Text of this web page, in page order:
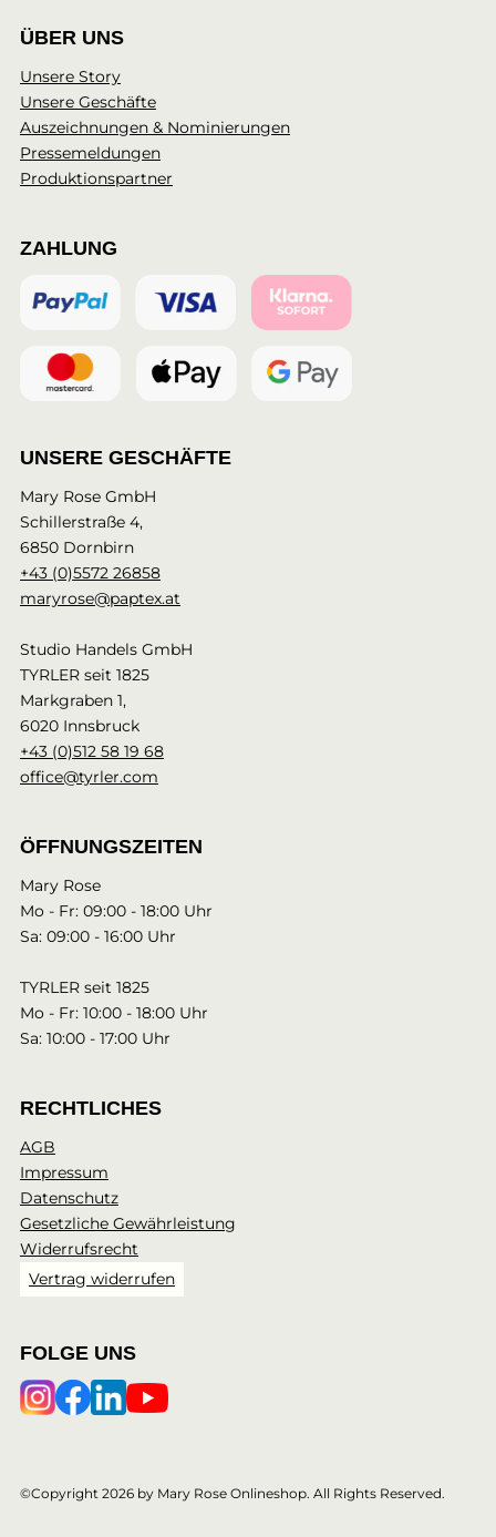
ÜBER UNS
Unsere Story
Unsere Geschäfte
Auszeichnungen & Nominierungen
Pressemeldungen
Produktionspartner
ZAHLUNG
UNSERE GESCHÄFTE
Mary Rose GmbH
Schillerstraße 4,
6850 Dornbirn
+43 (0)5572 26858
maryrose@paptex.at
Studio Handels GmbH
TYRLER seit 1825
Markgraben 1,
6020 Innsbruck
+43 (0)512 58 19 68
office@tyrler.com
ÖFFNUNGSZEITEN
Mary Rose
Mo - Fr: 09:00 - 18:00 Uhr
Sa: 09:00 - 16:00 Uhr
TYRLER seit 1825
Mo - Fr: 10:00 - 18:00 Uhr
Sa: 10:00 - 17:00 Uhr
RECHTLICHES
AGB
Impressum
Datenschutz
Gesetzliche Gewährleistung
Widerrufsrecht
Vertrag widerrufen
FOLGE UNS
©Copyright 2026 by Mary Rose Onlineshop. All Rights Reserved.